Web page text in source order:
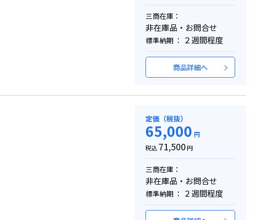
三商在庫：
非在庫品・お問合せ
標準納期 ： ２週間程度
商品詳細へ
定価（税抜）
65,000 円
税込 71,500円
三商在庫：
非在庫品・お問合せ
標準納期 ： ２週間程度